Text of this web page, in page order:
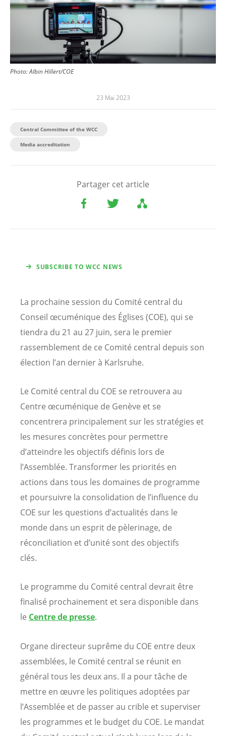
Photo:Albin Hillert/COE
23 Mai 2023
Central Committee of the WCC
Media accreditation
Partager cet article
SUBSCRIBE TO WCC NEWS
La prochaine session du Comité central du
Conseil œcuménique des Églises (COE), qui se
tiendra du 21 au 27 juin, sera le premier
rassemblement de ce Comité central depuis son
élection l’an dernier à Karlsruhe.
Le Comité central du COE se retrouvera au
Centre œcuménique de Genève et se
concentrera principalement sur les stratégies et
les mesures concrètes pour permettre
d’atteindre les objectifs définis lors de
l’Assemblée. Transformer les priorités en
actions dans tous les domaines de programme
et poursuivre la consolidation de l’influence du
COE sur les questions d’actualités dans le
monde dans un esprit de pèlerinage, de
réconciliation et d’unité sont des objectifs
clés.
Le programme du Comité central devrait être
finalisé prochainement et sera disponible dans
le Centre de presse.
Organe directeur suprême du COE entre deux
assemblées, le Comité central se réunit en
général tous les deux ans. Il a pour tâche de
mettre en œuvre les politiques adoptées par
l’Assemblée et de passer au crible et superviser
les programmes et le budget du COE. Le mandat